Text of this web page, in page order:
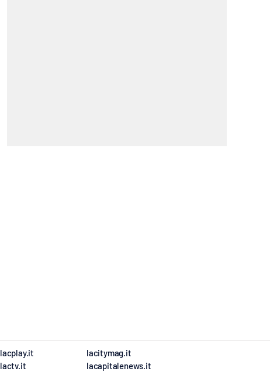
lacplay.it
lactv.it
lacitymag.it
lacapitalenews.it